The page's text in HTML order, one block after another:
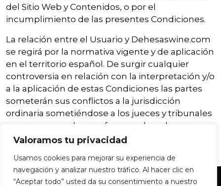
Valoramos tu privacidad
Usamos cookies para mejorar su experiencia de
navegación y analizar nuestro tráfico. Al hacer clic en
“Aceptar todo” usted da su consentimiento a nuestro
del Sitio Web y Contenidos, o por el
incumplimiento de las presentes Condiciones.
La relación entre el Usuario y Dehesaswine.com
se regirá por la normativa vigente y de aplicación
en el territorio español. De surgir cualquier
controversia en relación con la interpretación y/o
a la aplicación de estas Condiciones las partes
someterán sus conflictos a la jurisdicción
ordinaria sometiéndose a los jueces y tribunales
que correspondan conforme a derecho.